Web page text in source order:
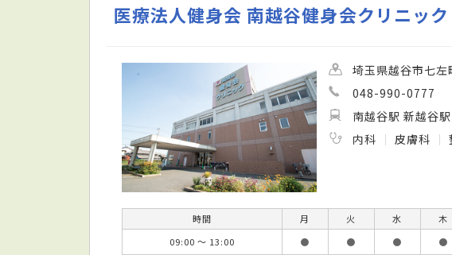
医療法人健身会 南越谷健身会クリニック
埼玉県越谷市七
048-990-0777
南越谷駅 新越谷駅
内科
皮膚科
時間 月 火 水 木
09:00 ～ 13:00
● ● ● ●